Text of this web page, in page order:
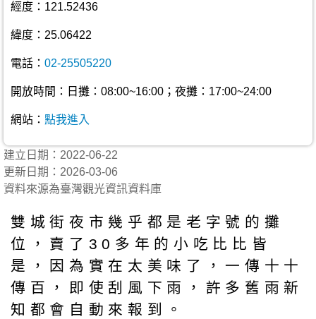
經度：121.52436
緯度：25.06422
電話： 02-25505220
開放時間：日攤：08:00~16:00；夜攤：17:00~24:00
網站： 點我進入
建立日期：2022-06-22
更新日期：2026-03-06
資料來源為臺灣觀光資訊資料庫
雙城街夜市幾乎都是老字號的攤
位，賣了30多年的小吃比比皆
是，因為實在太美味了，一傳十十
傳百，即使刮風下雨，許多舊雨新
知都會自動來報到。